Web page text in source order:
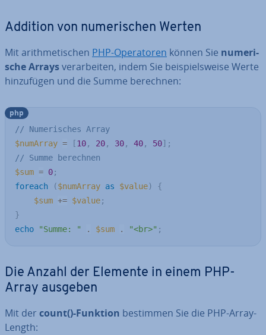
Addition von nu­me­ri­schen Werten
Mit arith­me­ti­schen PHP-Ope­ra­to­ren können Sie nu­me­ri­
sche Arraysver­ar­bei­ten, indem Sie bei­spiels­wei­se Werte
hin­zu­fü­gen und die Summe berechnen:
// Numerisches Array
$numArray = [10, 20, 30, 40, 50] ;
// Summe berechnen
$sum = 0;
foreach
($numArray as $value)
{
$sum += $value;
}
echo
"Summe: " . $sum . "<br>" ;
php
Die Anzahl der Elemente in einem PHP-
Array ausgeben
Mit der count()-Funktion bestimmen Sie die PHP-Array-
Length: